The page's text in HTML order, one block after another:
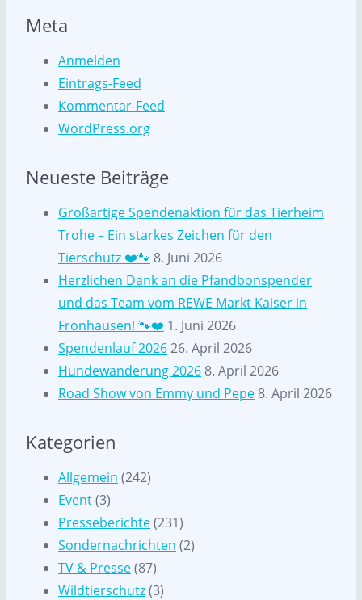
Meta
Anmelden
Eintrags-Feed
Kommentar-Feed
WordPress.org
Neueste Beiträge
Großartige Spendenaktion für das Tierheim
Trohe – Ein starkes Zeichen für den
Tierschutz ❤️🐾 8. Juni 2026
Herzlichen Dank an die Pfandbonspender
und das Team vom REWE Markt Kaiser in
Fronhausen! 🐾❤️ 1. Juni 2026
Spendenlauf 202626. April 2026
Hundewanderung 2026 8. April 2026
Road Show von Emmy und Pepe 8. April 2026
Kategorien
Allgemein (242)
Event(3)
Presseberichte(231)
Sondernachrichten (2)
TV & Presse(87)
Wildtierschutz(3)